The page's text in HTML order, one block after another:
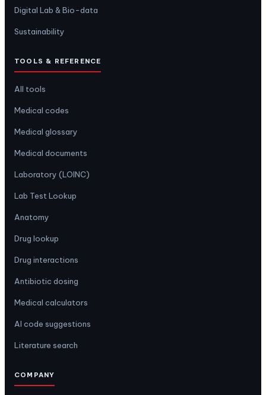
Digital Lab & Bio-data
Sustainability
TOOLS & REFERENCE
All tools
Medical codes
Medical glossary
Medical documents
Laboratory (LOINC)
Lab Test Lookup
Anatomy
Drug lookup
Drug interactions
Antibiotic dosing
Medical calculators
AI code suggestions
Literature search
COMPANY